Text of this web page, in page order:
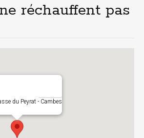
réchauffent pas
du Peyrat - Cambes